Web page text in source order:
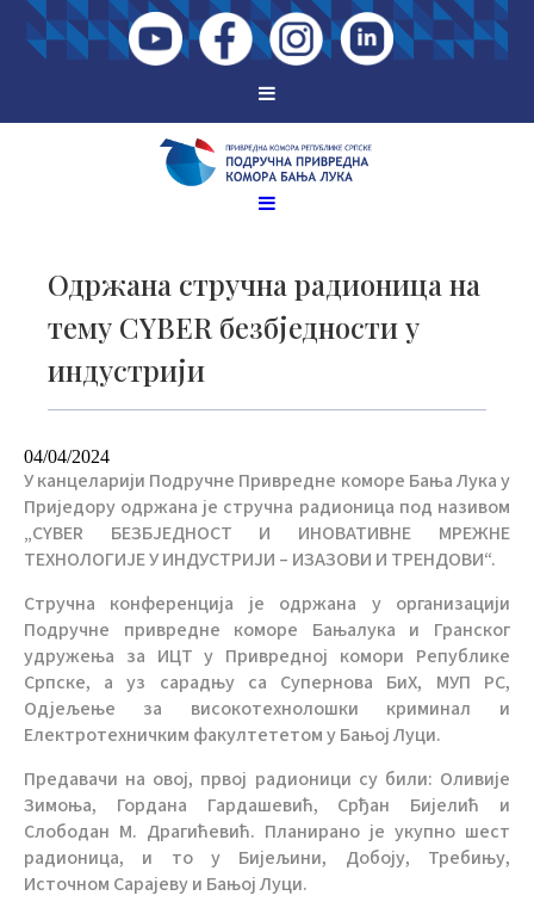
Одржана стручна радионица на
тему CYBER безбједности у
индустрији
04/04/2024
У канцеларији Подручне Привредне коморе Бања Лука у
Приједору одржана је стручна радионица под називом
„CYBER БЕЗБЈЕДНОСТ И ИНОВАТИВНЕ МРЕЖНЕ
ТЕХНОЛОГИЈЕ У ИНДУСТРИЈИ – ИЗАЗОВИ И ТРЕНДОВИ“.
Стручна конференција је одржана у организацији
Подручне привредне коморе Бањалука и Гранског
удружења за ИЦТ у Привредној комори Републике
Српске, а уз сарадњу са Супернова БиХ, МУП РС,
Одјељење за високотехнолошки криминал и
Електротехничким факултететом у Бањој Луци.
Предавачи на овој, првој радионици су били: Оливије
Зимоња, Гордана Гардашевић, Срђан Бијелић и
Слободан М. Драгићевић. Планирано је укупно шест
радионица, и то у Бијељини, Добоју, Требињу,
Источном Сарајеву и Бањој Луци.